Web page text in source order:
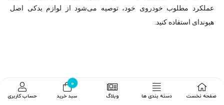
عملکرد مطلوب خودروی خود، توصیه می‌شود از لوازم یدکی اصل
هیوندای استفاده کنید.
صفحه نخست دسته بندی ها وبلاگ
0
سبد خرید حساب کاربری